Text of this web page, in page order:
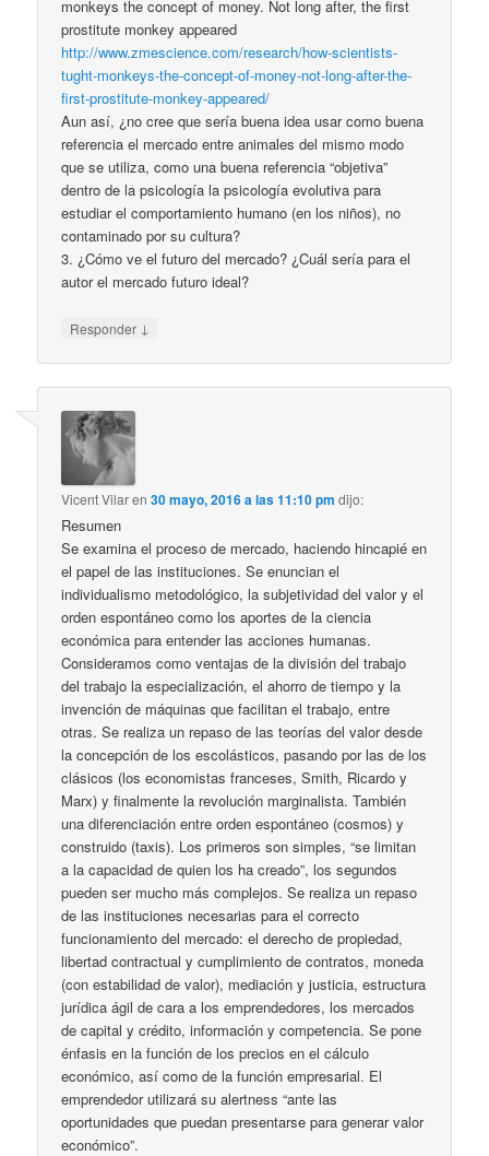
monkeys the concept of money. Not long after, the first
prostitute monkey appeared
http://www.zmescience.com/research/how-scientists-
tught-monkeys-the-concept-of-money-not-long-after-the-
first-prostitute-monkey-appeared/
Aun así, ¿no cree que sería buena idea usar como buena
referencia el mercado entre animales del mismo modo
que se utiliza, como una buena referencia “objetiva”
dentro de la psicología la psicología evolutiva para
estudiar el comportamiento humano (en los niños), no
contaminado por su cultura?
3. ¿Cómo ve el futuro del mercado? ¿Cuál sería para el
autor el mercado futuro ideal?
Responder ↓
Vicent Vilaren30 mayo, 2016 a las 11:10 pm dijo:
Resumen
Se examina el proceso de mercado, haciendo hincapié en
el papel de las instituciones. Se enuncian el
individualismo metodológico, la subjetividad del valor y el
orden espontáneo como los aportes de la ciencia
económica para entender las acciones humanas.
Consideramos como ventajas de la división del trabajo
del trabajo la especialización, el ahorro de tiempo y la
invención de máquinas que facilitan el trabajo, entre
otras. Se realiza un repaso de las teorías del valor desde
la concepción de los escolásticos, pasando por las de los
clásicos (los economistas franceses, Smith, Ricardo y
Marx) y finalmente la revolución marginalista. También
una diferenciación entre orden espontáneo (cosmos) y
construido (taxis). Los primeros son simples, “se limitan
a la capacidad de quien los ha creado”, los segundos
pueden ser mucho más complejos. Se realiza un repaso
de las instituciones necesarias para el correcto
funcionamiento del mercado: el derecho de propiedad,
libertad contractual y cumplimiento de contratos, moneda
(con estabilidad de valor), mediación y justicia, estructura
jurídica ágil de cara a los emprendedores, los mercados
de capital y crédito, información y competencia. Se pone
énfasis en la función de los precios en el cálculo
económico, así como de la función empresarial. El
emprendedor utilizará su alertness “ante las
oportunidades que puedan presentarse para generar valor
económico”.